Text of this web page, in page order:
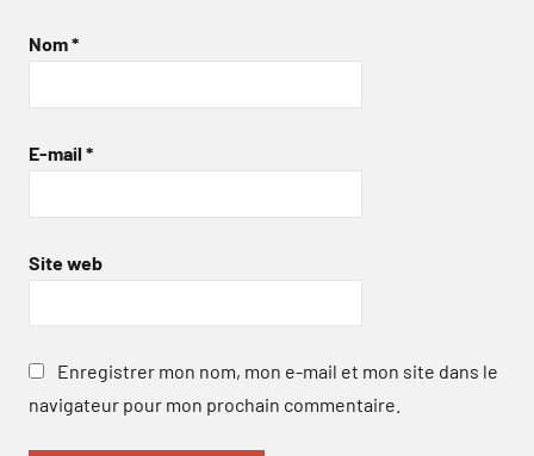
Nom*
E-mail *
Site web
Enregistrer mon nom, mon e-mail et mon site dans le
navigateur pour mon prochain commentaire.